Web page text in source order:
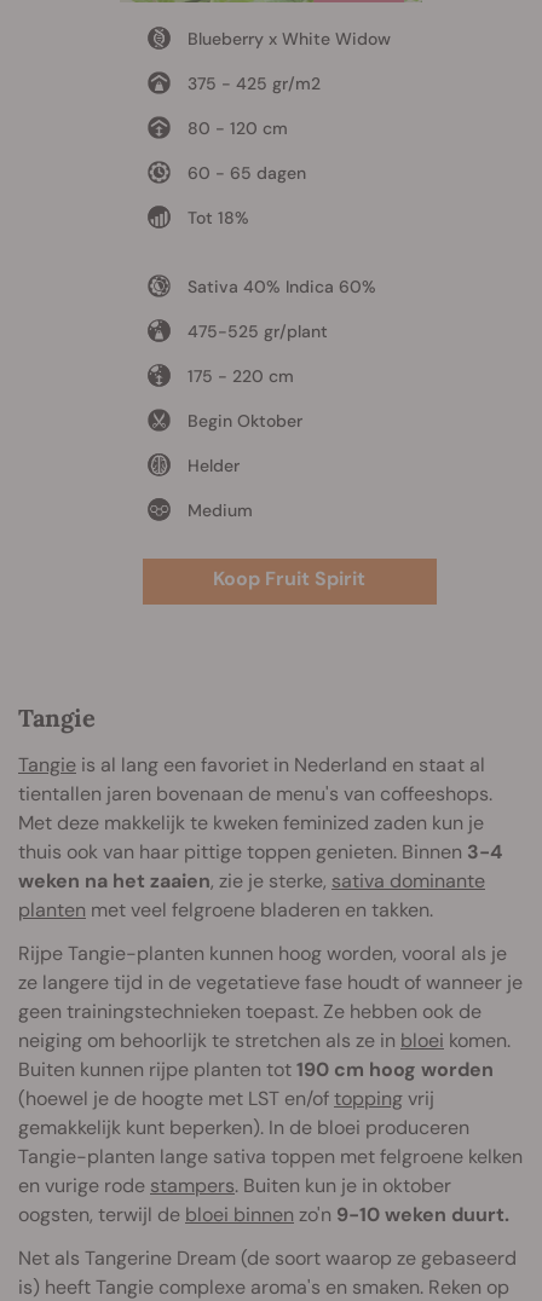
Blueberry x White Widow
375 - 425 gr/m2
80 - 120 cm
60 - 65 dagen
Tot 18%
Sativa 40% Indica 60%
475-525 gr/plant
175 - 220 cm
Begin Oktober
Helder
Medium
Koop Fruit Spirit
Tangie
Tangie is al lang een favoriet in Nederland en staat al
tientallen jaren bovenaan de menu's van coffeeshops.
Met deze makkelijk te kweken feminized zaden kun je
thuis ook van haar pittige toppen genieten. Binnen 3-4
weken na het zaaien, zie je sterke, sativa dominante
planten met veel felgroene bladeren en takken.
Rijpe Tangie-planten kunnen hoog worden, vooral als je
ze langere tijd in de vegetatieve fase houdt of wanneer je
geen trainingstechnieken toepast. Ze hebben ook de
neiging om behoorlijk te stretchen als ze in bloei komen.
Buiten kunnen rijpe planten tot190 cm hoog worden
(hoewel je de hoogte met LST en/oftoppingvrij
gemakkelijk kunt beperken). In de bloei produceren
Tangie-planten lange sativa toppen met felgroene kelken
en vurige rode stampers. Buiten kun je in oktober
oogsten, terwijl de bloei binnen zo'n 9-10 weken duurt.
Net als Tangerine Dream (de soort waarop ze gebaseerd
is) heeft Tangie complexe aroma's en smaken. Reken op